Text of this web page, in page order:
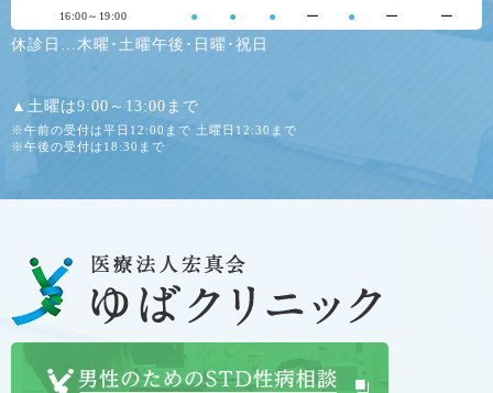
16:00～19:00 ● ● ● ー ● ー ー
休診日…木曜･土曜午後･日曜･祝日
▲土曜は9:00～13:00まで
※午前の受付は平日12:00まで 土曜日12:30まで
※午後の受付は18:30まで